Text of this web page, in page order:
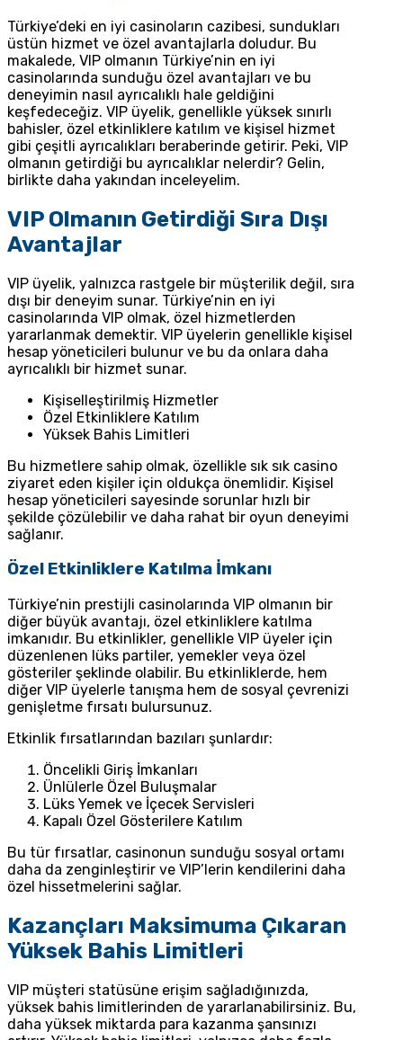
Türkiye’deki en iyi casinoların cazibesi, sundukları
üstün hizmet ve özel avantajlarla doludur. Bu
makalede, VIP olmanın Türkiye’nin en iyi
casinolarında sunduğu özel avantajları ve bu
deneyimin nasıl ayrıcalıklı hale geldiğini
keşfedeceğiz. VIP üyelik, genellikle yüksek sınırlı
bahisler, özel etkinliklere katılım ve kişisel hizmet
gibi çeşitli ayrıcalıkları beraberinde getirir. Peki, VIP
olmanın getirdiği bu ayrıcalıklar nelerdir? Gelin,
birlikte daha yakından inceleyelim.
VIP Olmanın Getirdiği Sıra Dışı
Avantajlar
VIP üyelik, yalnızca rastgele bir müşterilik değil, sıra
dışı bir deneyim sunar. Türkiye’nin en iyi
casinolarında VIP olmak, özel hizmetlerden
yararlanmak demektir. VIP üyelerin genellikle kişisel
hesap yöneticileri bulunur ve bu da onlara daha
ayrıcalıklı bir hizmet sunar.
Kişiselleştirilmiş Hizmetler
Özel Etkinliklere Katılım
Yüksek Bahis Limitleri
Bu hizmetlere sahip olmak, özellikle sık sık casino
ziyaret eden kişiler için oldukça önemlidir. Kişisel
hesap yöneticileri sayesinde sorunlar hızlı bir
şekilde çözülebilir ve daha rahat bir oyun deneyimi
sağlanır.
Özel Etkinliklere Katılma İmkanı
Türkiye’nin prestijli casinolarında VIP olmanın bir
diğer büyük avantajı, özel etkinliklere katılma
imkanıdır. Bu etkinlikler, genellikle VIP üyeler için
düzenlenen lüks partiler, yemekler veya özel
gösteriler şeklinde olabilir. Bu etkinliklerde, hem
diğer VIP üyelerle tanışma hem de sosyal çevrenizi
genişletme fırsatı bulursunuz.
Etkinlik fırsatlarından bazıları şunlardır:
Öncelikli Giriş İmkanları
Ünlülerle Özel Buluşmalar
Lüks Yemek ve İçecek Servisleri
Kapalı Özel Gösterilere Katılım
Bu tür fırsatlar, casinonun sunduğu sosyal ortamı
daha da zenginleştirir ve VIP’lerin kendilerini daha
özel hissetmelerini sağlar.
Kazançları Maksimuma Çıkaran
Yüksek Bahis Limitleri
VIP müşteri statüsüne erişim sağladığınızda,
yüksek bahis limitlerinden de yararlanabilirsiniz. Bu,
daha yüksek miktarda para kazanma şansınızı